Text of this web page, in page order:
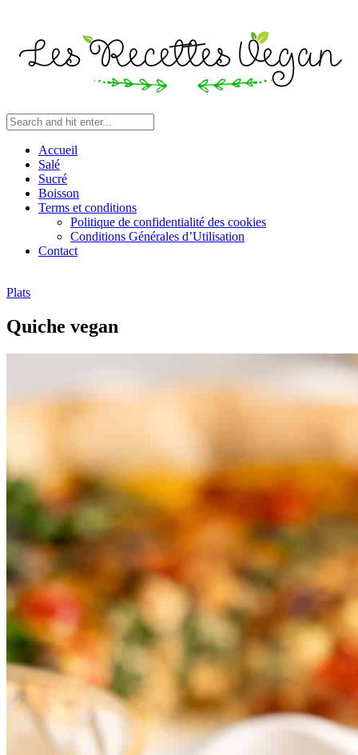
Accueil
Salé
Sucré
Boisson
Terms et conditions
Politique de confidentialité des cookies
Conditions Générales d’Utilisation
Contact
Plats
Quiche vegan